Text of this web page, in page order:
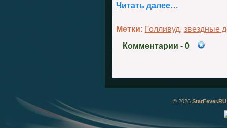
Читать далее…
Метки: Голливуд, звездные
Комментарии - 0
© 2026 StarFever.RU